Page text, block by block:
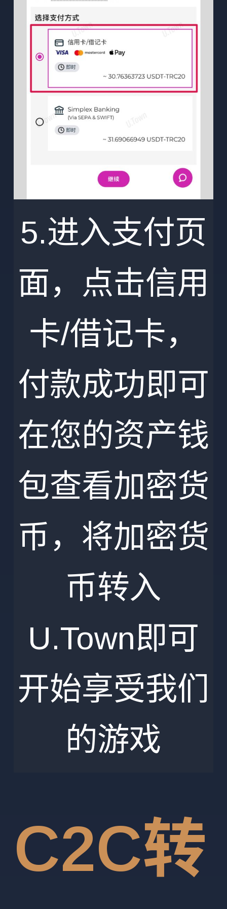
5.进入支付页
面，点击信用
卡/借记卡，
付款成功即可
在您的资产钱
包查看加密货
币，将加密货
币转入
U.Town即可
开始享受我们
的游戏
C2C转